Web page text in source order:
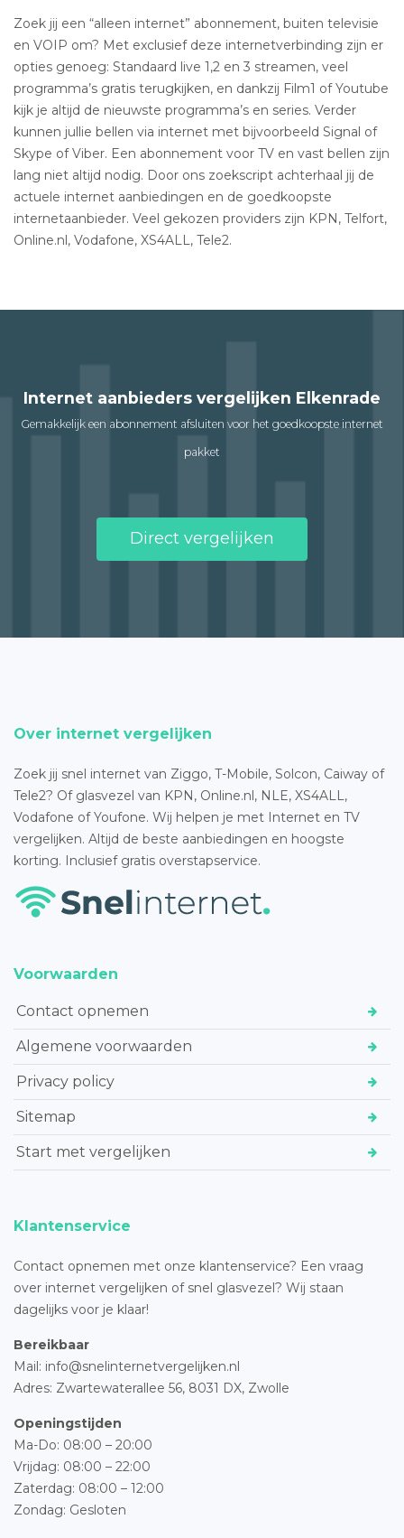
Zoek jij een “alleen internet” abonnement, buiten televisie
en VOIP om? Met exclusief deze internetverbinding zijn er
opties genoeg: Standaard live 1,2 en 3 streamen, veel
programma’s gratis terugkijken, en dankzij Film1 of Youtube
kijk je altijd de nieuwste programma’s en series. Verder
kunnen jullie bellen via internet met bijvoorbeeld Signal of
Skype of Viber. Een abonnement voor TV en vast bellen zijn
lang niet altijd nodig. Door ons zoekscript achterhaal jij de
actuele internet aanbiedingen en de goedkoopste
internetaanbieder. Veel gekozen providers zijn KPN, Telfort,
Online.nl, Vodafone, XS4ALL, Tele2.
Internet aanbieders vergelijken Elkenrade
Gemakkelijk een abonnement afsluiten voor het goedkoopste internet
pakket
Direct vergelijken
Over internet vergelijken
Zoek jij snel internet van Ziggo, T-Mobile, Solcon, Caiway of
Tele2? Of glasvezel van KPN, Online.nl, NLE, XS4ALL,
Vodafone of Youfone. Wij helpen je met Internet en TV
vergelijken. Altijd de beste aanbiedingen en hoogste
korting. Inclusief gratis overstapservice.
Voorwaarden
Contact opnemen
Algemene voorwaarden
Privacy policy
Sitemap
Start met vergelijken
Klantenservice
Contact opnemen met onze klantenservice? Een vraag
over internet vergelijken of snel glasvezel? Wij staan
dagelijks voor je klaar!
Bereikbaar
Mail: info@snelinternetvergelijken.nl
Adres: Zwartewaterallee 56, 8031 DX, Zwolle
Openingstijden
Ma-Do: 08:00 – 20:00
Vrijdag: 08:00 – 22:00
Zaterdag: 08:00 – 12:00
Zondag: Gesloten